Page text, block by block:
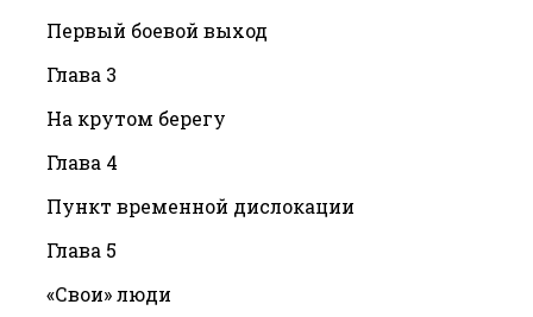
Первый боевой выход
Глава 3
На крутом берегу
Глава 4
Пункт временной дислокации
Глава 5
«Свои» люди